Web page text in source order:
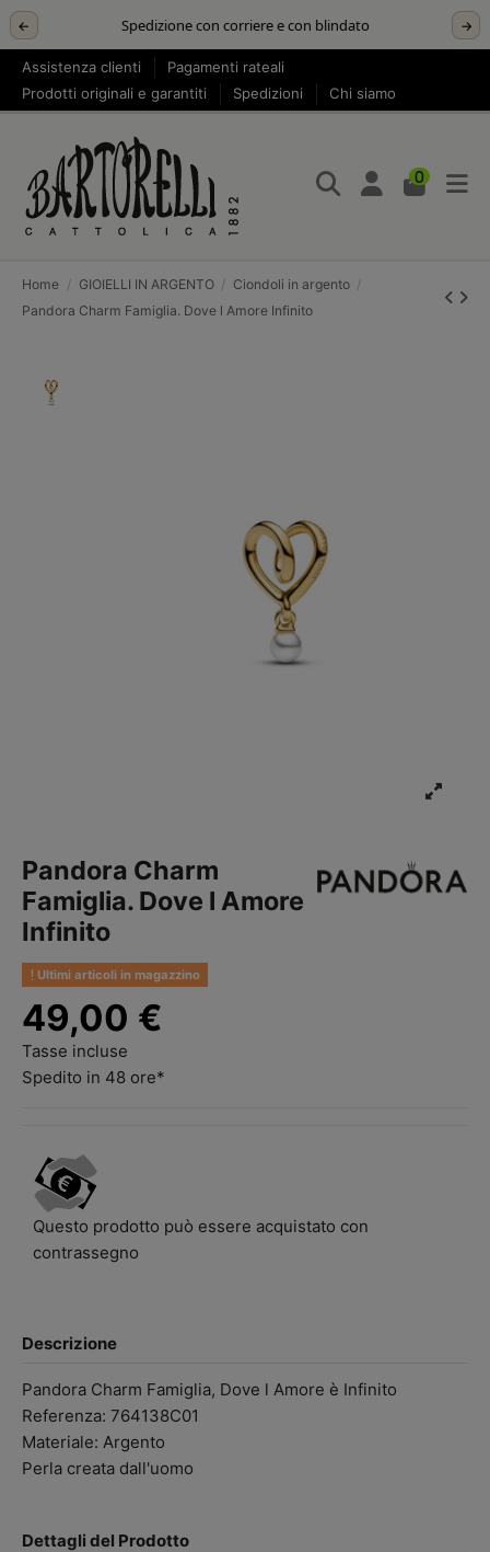
← Spedizione con corriere e con blindato →
Assistenza clienti
Pagamenti rateali
Prodotti originali e garantiti
Spedizioni Chi siamo
0
Home GIOIELLI IN ARGENTO
Ciondoli in argento
Pandora Charm Famiglia. Dove l Amore Infinito
Pandora Charm
Famiglia. Dove l Amore
Infinito
Ultimi articoli in magazzino
49,00 €
Tasse incluse
Spedito in 48 ore*
Questo prodotto può essere acquistato con
contrassegno
Descrizione
Pandora Charm Famiglia, Dove l Amore è Infinito
Referenza: 764138C01
Materiale: Argento
Perla creata dall'uomo
Dettagli del Prodotto